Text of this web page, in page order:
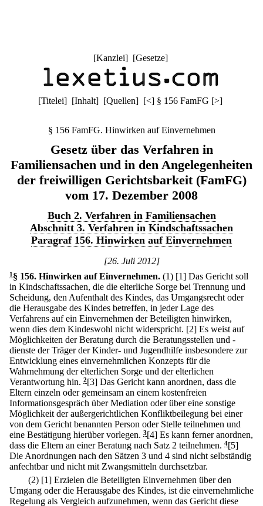
[Kanzlei] [Gesetze]
[Titelei] [Inhalt] [Quellen] [<] § 156 FamFG [>]
§ 156 FamFG. Hinwirken auf Einvernehmen
Gesetz über das Verfahren in
Familiensachen und in den Angelegenheiten
der freiwilligen Gerichtsbarkeit (FamFG)
vom 17. Dezember 2008
Buch 2. Verfahren in Familiensachen
Abschnitt 3. Verfahren in Kindschaftssachen
Paragraf 156. Hinwirken auf Einvernehmen
[26. Juli 2012]
1 § 156. Hinwirken auf Einvernehmen. (1) [1] Das Gericht soll
in Kindschaftssachen, die die elterliche Sorge bei Trennung und
Scheidung, den Aufenthalt des Kindes, das Umgangsrecht oder
die Herausgabe des Kindes betreffen, in jeder Lage des
Verfahrens auf ein Einvernehmen der Beteiligten hinwirken,
wenn dies dem Kindeswohl nicht widerspricht. [2] Es weist auf
Möglichkeiten der Beratung durch die Beratungsstellen und -
dienste der Träger der Kinder- und Jugendhilfe insbesondere zur
Entwicklung eines einvernehmlichen Konzepts für die
Wahrnehmung der elterlichen Sorge und der elterlichen
Verantwortung hin. 2[3] Das Gericht kann anordnen, dass die
Eltern einzeln oder gemeinsam an einem kostenfreien
Informationsgespräch über Mediation oder über eine sonstige
Möglichkeit der außergerichtlichen Konfliktbeilegung bei einer
von dem Gericht benannten Person oder Stelle teilnehmen und
eine Bestätigung hierüber vorlegen. 3[4] Es kann ferner anordnen,
dass die Eltern an einer Beratung nach Satz 2 teilnehmen. 4[5]
Die Anordnungen nach den Sätzen 3 und 4 sind nicht selbständig
anfechtbar und nicht mit Zwangsmitteln durchsetzbar.
(2) [1] Erzielen die Beteiligten Einvernehmen über den
Umgang oder die Herausgabe des Kindes, ist die einvernehmliche
Regelung als Vergleich aufzunehmen, wenn das Gericht diese